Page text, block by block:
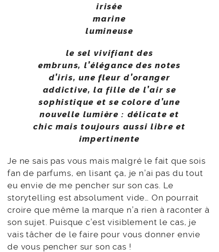
irisée
marine
lumineuse
le sel vivifiant des
embruns, l’élégance des notes
d’iris,une fleur d’oranger
addictive,la fille de l’air se
sophistique et se colore d’une
nouvelle lumière : délicate et
chic mais toujours aussi libre et
impertinente
Je ne sais pas vous mais malgré le fait que sois
fan de parfums, en lisant ça, je n’ai pas du tout
eu envie de me pencher sur son cas. Le
storytelling est absolument vide… On pourrait
croire que même la marque n’a rien à raconter à
son sujet. Puisque c’est visiblement le cas, je
vais tâcher de le faire pour vous donner envie
de vous pencher sur son cas !